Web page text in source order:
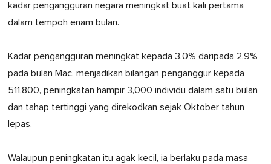
kadar pengangguran negara meningkat buat kali pertama
dalam tempoh enam bulan.
Kadar pengangguran meningkat kepada 3.0% daripada 2.9%
pada bulan Mac, menjadikan bilangan penganggur kepada
511,800, peningkatan hampir 3,000 individu dalam satu bulan
dan tahap tertinggi yang direkodkan sejak Oktober tahun
lepas.
Walaupun peningkatan itu agak kecil, ia berlaku pada masa